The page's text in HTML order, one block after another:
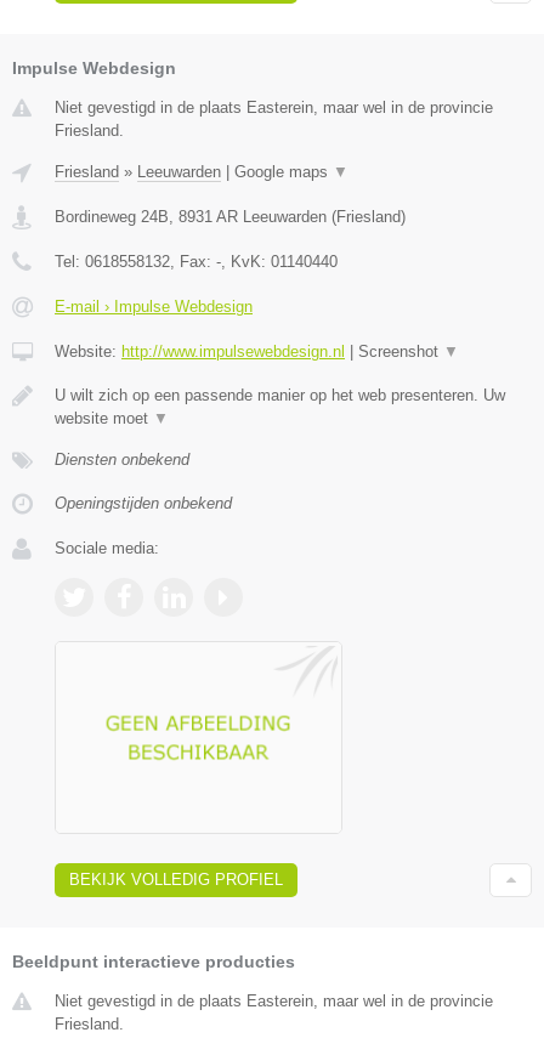
Impulse Webdesign
Niet gevestigd in de plaats Easterein, maar wel in de provincie
Friesland.
Friesland » Leeuwarden Google maps ▼
Bordineweg 24B, 8931 AR Leeuwarden (Friesland)
Tel: 0618558132, Fax: -, KvK: 01140440
E-mail › Impulse Webdesign
Website: http://www.impulsewebdesign.nl Screenshot ▼
U wilt zich op een passende manier op het web presenteren. Uw
website moet ▼
Diensten onbekend
Openingstijden onbekend
Sociale media:
BEKIJK VOLLEDIG PROFIEL
Beeldpunt interactieve producties
Niet gevestigd in de plaats Easterein, maar wel in de provincie
Friesland.